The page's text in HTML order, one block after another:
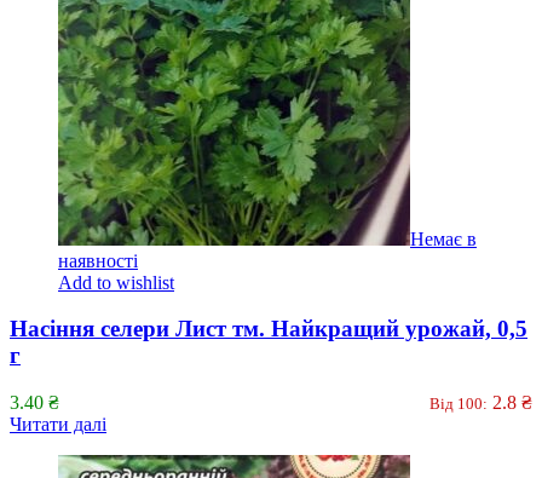
Немає в
наявності
Add to wishlist
Насіння селери Лист тм. Найкращий урожай, 0,5
г
3.40 ₴ Від 100: 2.8 ₴
Читати далі